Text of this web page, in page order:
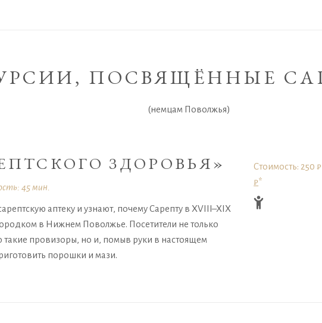
ПОСВЯЩЁННЫЕ
(немцам Поволжья)
ЗДОРОВЬЯ»
45 мин.
аптеку и узнают, почему Сарепту в XVIII–XIX
в Нижнем Поволжье. Посетители не только
такие провизоры, но и, помыв руки в настоящем
порошки и мази.
Стоимость: 250
₽*